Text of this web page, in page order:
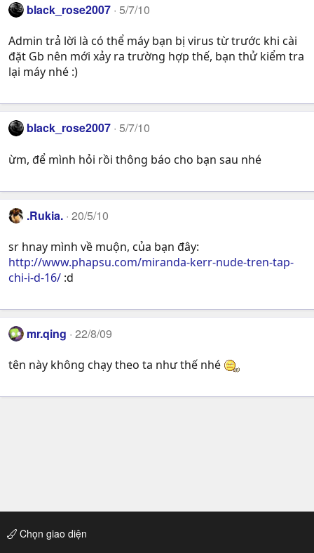
black_rose2007 5/7/10
Admin trả lời là có thể máy bạn bị virus từ trước khi cài
đặt Gb nên mới xảy ra trường hợp thế, bạn thử kiểm tra
lại máy nhé :)
black_rose2007 5/7/10
ừm, để mình hỏi rồi thông báo cho bạn sau nhé
.Rukia. 20/5/10
sr hnay mình về muộn, của bạn đây:
http://www.phapsu.com/miranda-kerr-nude-tren-tap-
chi-i-d-16/ :d
mr.qing 22/8/09
tên này không chạy theo ta như thế nhé
Chọn giao diện